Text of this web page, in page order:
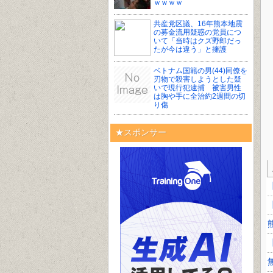
ｗｗｗｗ
共産党区議、16年熊本地震
の募金流用疑惑の党員につ
いて「当時はクズ野郎だっ
たが今は違う」と擁護
ベトナム国籍の男(44)同僚を
刃物で殺害しようとした疑
いで現行犯逮捕 被害男性
は胸や手に全治約2週間の切
り傷
★スポンサー